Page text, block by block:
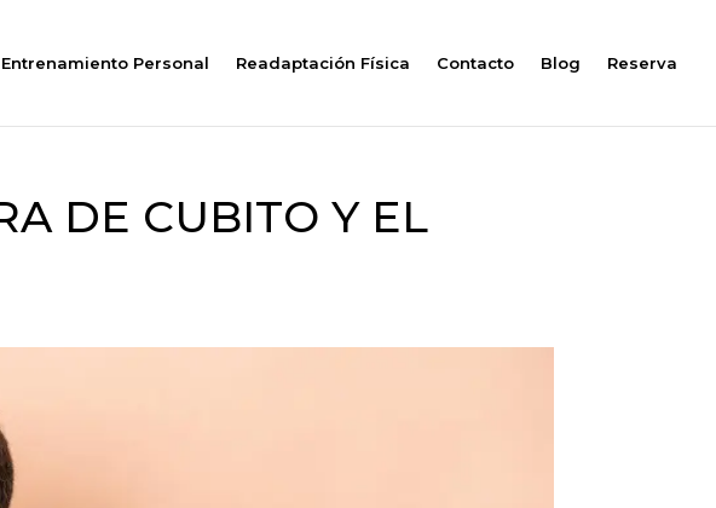
Entrenamiento Personal Readaptación Física Contacto Blog Reserva
DE CUBITO Y EL